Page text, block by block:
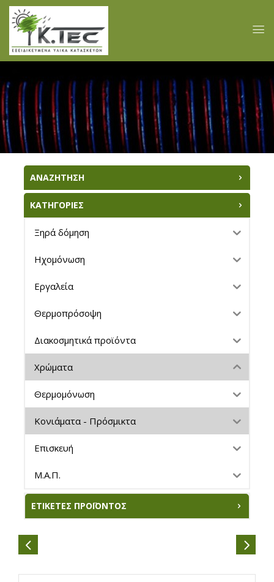
ΑΝΑΖΗΤΗΣΗ
ΚΑΤΗΓΟΡΙΕΣ
Ξηρά δόμηση
Ηχομόνωση
Εργαλεία
Θερμοπρόσοψη
Διακοσμητικά προϊόντα
Χρώματα
Θερμομόνωση
Κονιάματα - Πρόσμικτα
Επισκευή
Μ.Α.Π.
ΕΤΙΚΈΤΕΣ ΠΡΟΪΌΝΤΟΣ